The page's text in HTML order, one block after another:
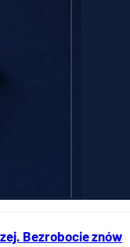
Bezrobocie znów